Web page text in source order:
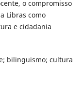
o compromisso
Libras como
e cidadania
bilinguismo; cultura